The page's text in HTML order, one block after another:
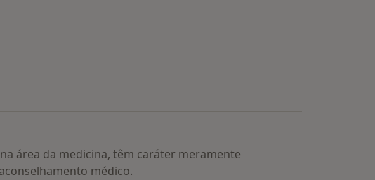
área da medicina, têm caráter meramente
médico.